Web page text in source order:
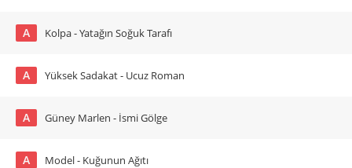
A Kolpa - Yatağın Soğuk Tarafı
A Yüksek Sadakat - Ucuz Roman
A Güney Marlen - İsmi Gölge
A Model - Kuğunun Ağıtı